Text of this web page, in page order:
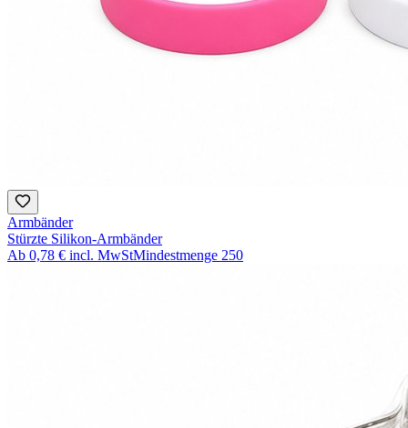
Armbänder
Stürzte Silikon-Armbänder
Ab 0,78 € incl. MwStMindestmenge 250